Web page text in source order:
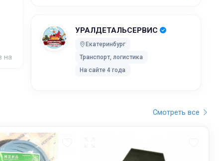
УРАЛДЕТАЛЬСЕРВИС
Екатеринбург
Транспорт, логистика
На сайте 4 года
на
Extra
Смотреть все